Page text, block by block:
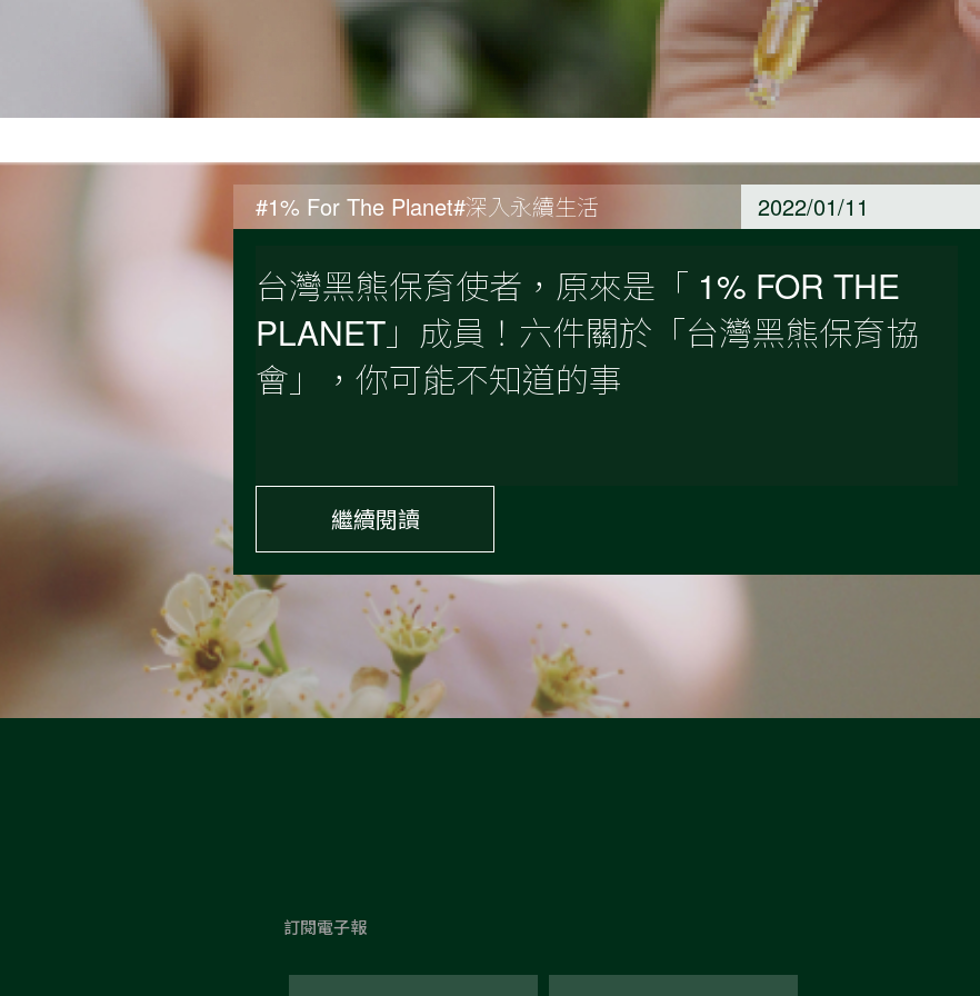
#1% For The Planet#深入永續生活 2022/01/11
台灣黑熊保育使者，原來是「 1% FOR THE
PLANET」成員！六件關於「台灣黑熊保育協
會」，你可能不知道的事
繼續閱讀
訂閱電子報